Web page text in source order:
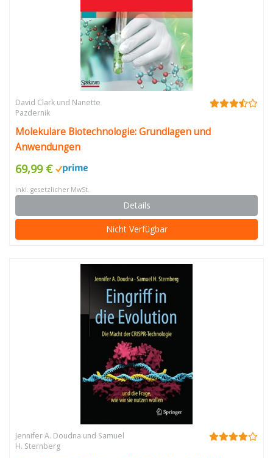
David Clark und Nanette
Pazdernik
Molekulare Biotechnologie: Grundlagen und
Anwendungen
69,99 €
inkl. gesetzlicher MwSt.
Details
Nicht Verfügbar
Jennifer A. Doudna und Samuel
H. Sternberg